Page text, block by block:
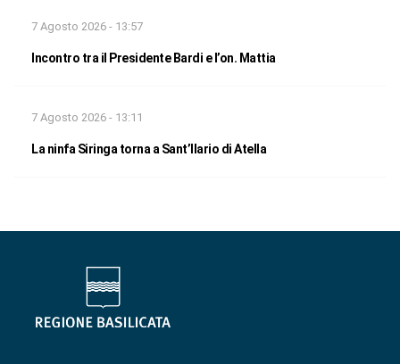
7 Agosto 2026 - 13:57
Incontro tra il Presidente Bardi e l’on. Mattia
7 Agosto 2026 - 13:11
La ninfa Siringa torna a Sant’Ilario di Atella